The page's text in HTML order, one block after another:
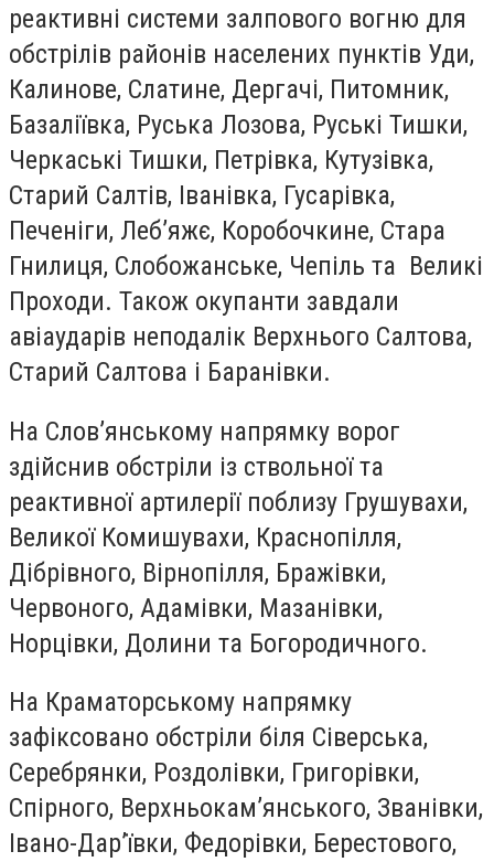
реактивні системи залпового вогню для
обстрілів районів населених пунктів Уди,
Калинове, Слатине, Дергачі, Питомник,
Базаліївка, Руська Лозова, Руські Тишки,
Черкаські Тишки, Петрівка, Кутузівка,
Старий Салтів, Іванівка, Гусарівка,
Печеніги, Леб’яжє, Коробочкине, Стара
Гнилиця, Слобожанське, Чепіль та Великі
Проходи. Також окупанти завдали
авіаударів неподалік Верхнього Салтова,
Старий Салтова і Баранівки.
На Словʼянському напрямку ворог
здійснив обстріли із ствольної та
реактивної артилерії поблизу Грушувахи,
Великої Комишувахи, Краснопілля,
Дібрівного, Вірнопілля, Бражівки,
Червоного, Адамівки, Мазанівки,
Норцівки, Долини та Богородичного.
На Краматорському напрямку
зафіксовано обстріли біля Сіверська,
Серебрянки, Роздолівки, Григорівки,
Спірного, Верхньокам’янського, Званівки,
Івано-Дар’ївки, Федорівки, Берестового,